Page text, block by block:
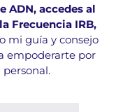
ADN, accedes al
Frecuencia IRB,
mi guía y consejo
empoderarte por